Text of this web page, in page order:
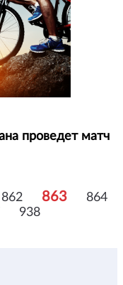
проведет матч
862 863
864
938